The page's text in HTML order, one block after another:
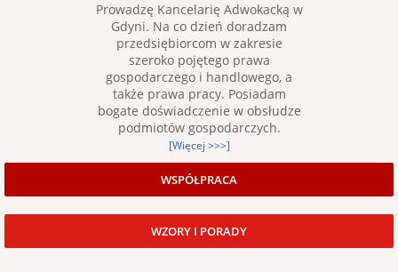
Prowadzę Kancelarię Adwokacką w
Gdyni. Na co dzień doradzam
przedsiębiorcom w zakresie
szeroko pojętego prawa
gospodarczego i handlowego, a
także prawa pracy. Posiadam
bogate doświadczenie w obsłudze
podmiotów gospodarczych.
[Więcej >>>]
WSPÓŁPRACA
WZORY I PORADY